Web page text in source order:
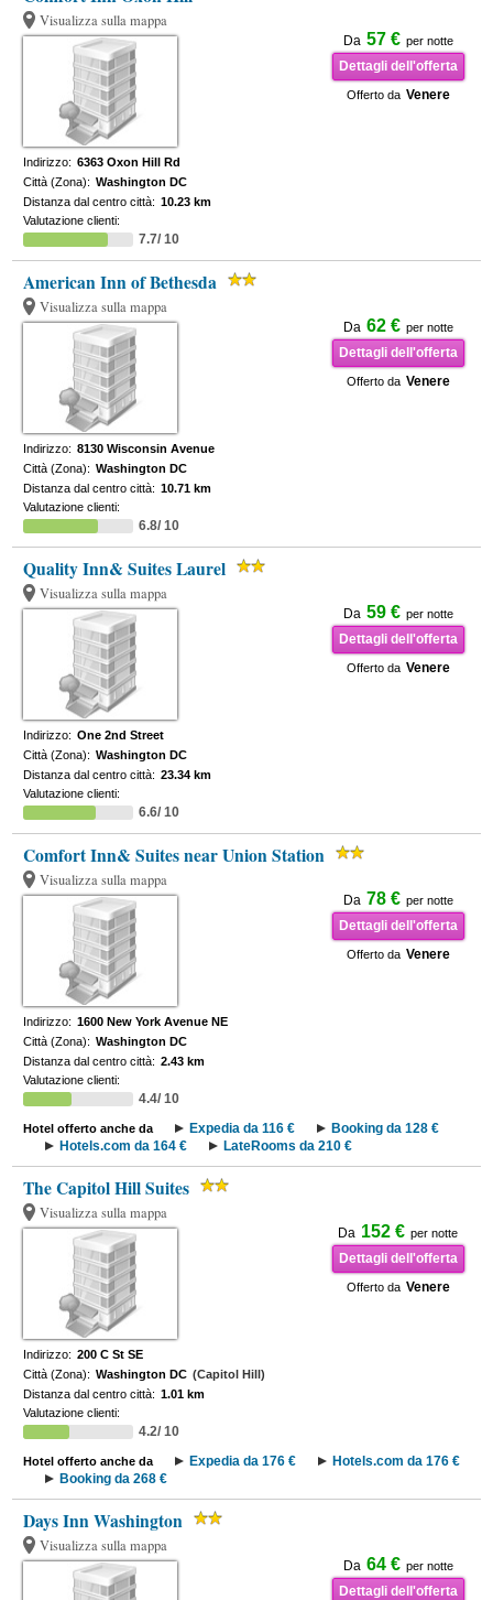
Visualizza sulla mappa
Da 57 € per notte
Dettagli dell'offerta
Offerto da Venere
Indirizzo: 6363 Oxon Hill Rd
Città (Zona): Washington DC
Distanza dal centro città: 10.23 km
Valutazione clienti:
7.7/ 10
American Inn of Bethesda
Visualizza sulla mappa
Da 62 € per notte
Dettagli dell'offerta
Offerto da Venere
Indirizzo: 8130 Wisconsin Avenue
Città (Zona): Washington DC
Distanza dal centro città: 10.71 km
Valutazione clienti:
6.8/ 10
Quality Inn& Suites Laurel
Visualizza sulla mappa
Da 59 € per notte
Dettagli dell'offerta
Offerto da Venere
Indirizzo: One 2nd Street
Città (Zona): Washington DC
Distanza dal centro città: 23.34 km
Valutazione clienti:
6.6/ 10
Comfort Inn& Suites near Union Station
Visualizza sulla mappa
Da 78 € per notte
Dettagli dell'offerta
Offerto da Venere
Indirizzo: 1600 New York Avenue NE
Città (Zona): Washington DC
Distanza dal centro città: 2.43 km
Valutazione clienti:
4.4/ 10
Hotel offerto anche da Expedia da 116 €
Booking da 128 €
Hotels.com da 164 €
LateRooms da 210 €
The Capitol Hill Suites
Visualizza sulla mappa
Da 152 € per notte
Dettagli dell'offerta
Offerto da Venere
Indirizzo: 200 C St SE
Città (Zona): Washington DC (Capitol Hill)
Distanza dal centro città: 1.01 km
Valutazione clienti:
4.2/ 10
Hotel offerto anche da Expedia da 176 €
Hotels.com da 176 €
Booking da 268 €
Days Inn Washington
Visualizza sulla mappa
Da 64 € per notte
Dettagli dell'offerta